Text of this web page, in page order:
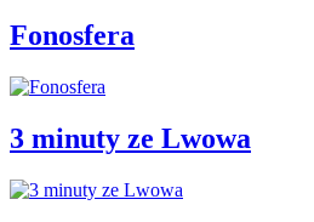
Fonosfera
3 minuty ze Lwowa